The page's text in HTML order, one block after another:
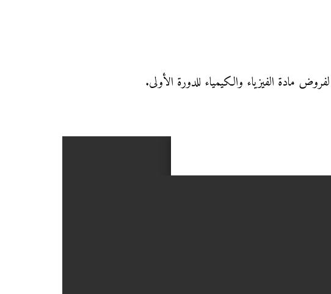
مادة الفيزياء والكيمياء للدورة الأولى.